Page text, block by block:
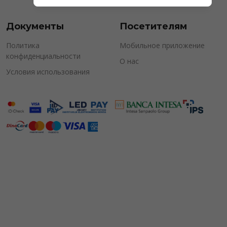
Документы
Политика
конфиденциальности
Условия использования
Посетителям
Мобильное приложение
О нас